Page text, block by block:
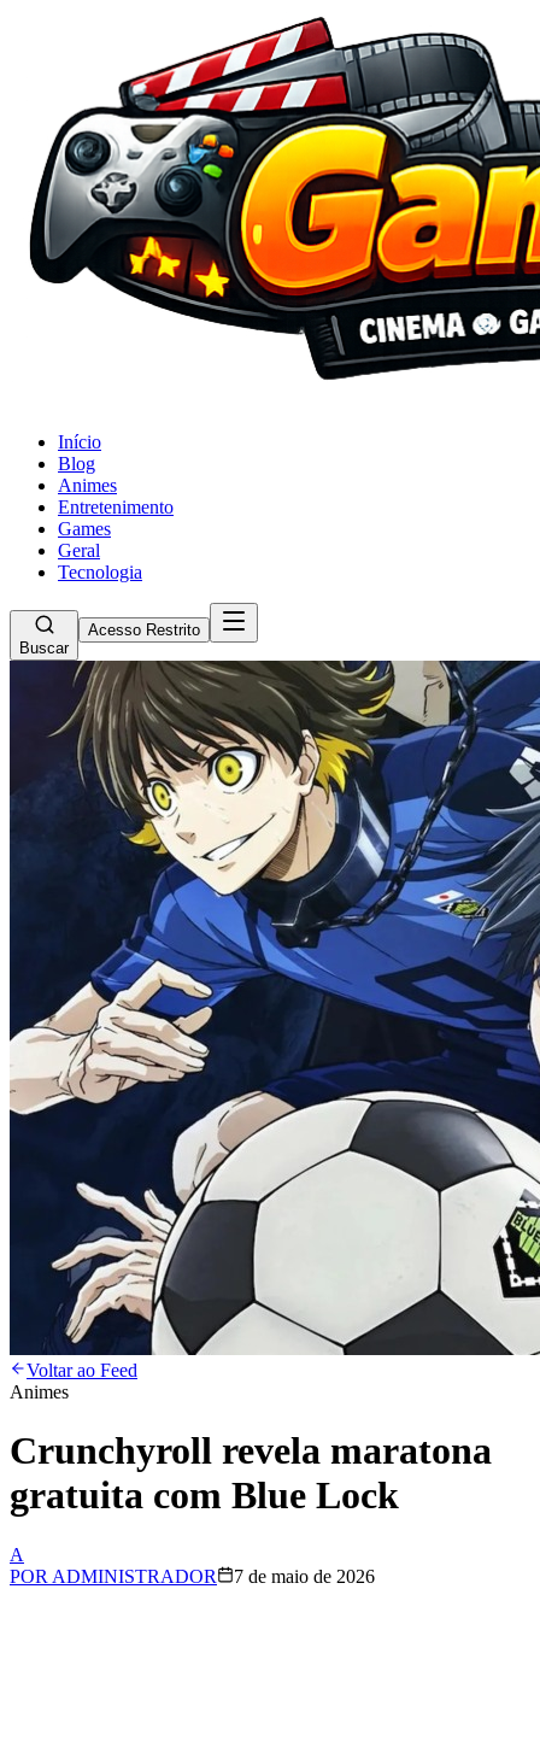
Início
Blog
Animes
Entretenimento
Games
Geral
Tecnologia
Buscar
Acesso Restrito
Voltar ao Feed
Animes
Crunchyroll revela maratona
gratuita com Blue Lock
A
POR ADMINISTRADOR 7 de maio de 2026